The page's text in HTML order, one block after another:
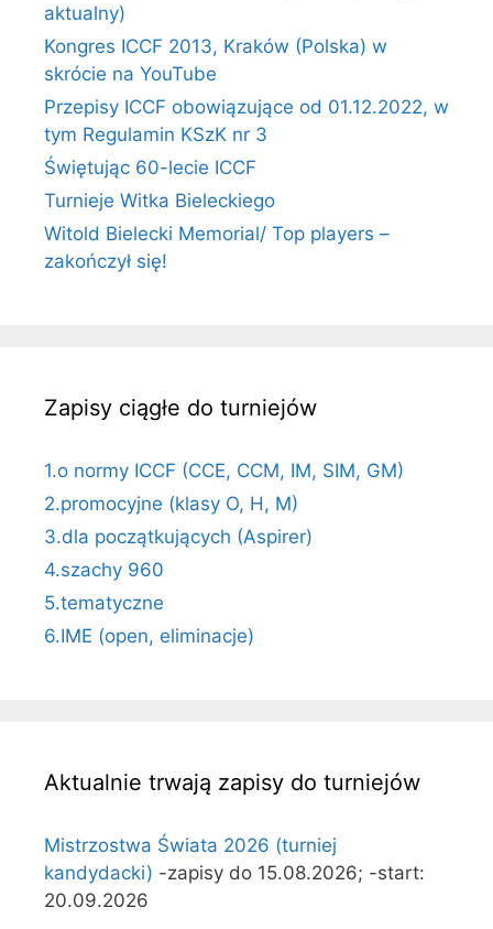
aktualny)
Kongres ICCF 2013, Kraków (Polska) w
skrócie na YouTube
Przepisy ICCF obowiązujące od 01.12.2022, w
tym Regulamin KSzK nr 3
Świętując 60-lecie ICCF
Turnieje Witka Bieleckiego
Witold Bielecki Memorial/ Top players –
zakończył się!
Zapisy ciągłe do turniejów
1.o normy ICCF (CCE, CCM, IM, SIM, GM)
2.promocyjne (klasy O, H, M)
3.dla początkujących (Aspirer)
4.szachy 960
5.tematyczne
6.IME (open, eliminacje)
Aktualnie trwają zapisy do turniejów
Mistrzostwa Świata 2026 (turniej
kandydacki) -zapisy do 15.08.2026; -start:
20.09.2026